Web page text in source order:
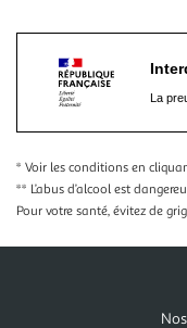
La
* Voir les conditions en
** L’abus d’alcool est
Pour votre santé, évitez de